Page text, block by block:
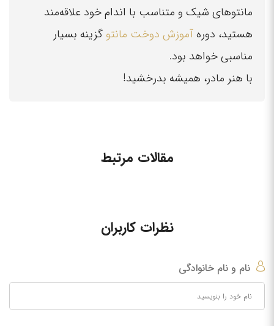
مانتوهای شیک و متناسب با اندام خود علاقه‌مند
هستید، دورهآموزش دوخت مانتو گزینه بسیار
مناسبی خواهد بود.
با هنر مادر، همیشه بدرخشید!
مقالات مرتبط
نظرات کاربران
نام و نام خانوادگی